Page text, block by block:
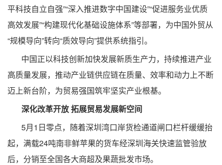
平科技自立自强”“深入推进数字中国建设”“促进服务业优质
高效发展”“构建现代化基础设施体系”等部署，为中国外贸从
“规模导向”转向“质效导向”提供系统指引。
中国正以科技创新加快发展新质生产力，持续推进产业
高质量发展，推动产业链供应链在质量、效率和动力上不断
迈上新台阶，为贸易强国筑牢坚实产业根基。
深化改革开放 拓展贸易发展新空间
5月1日零点，随着深圳湾口岸货检通道闸口栏杆缓缓抬
起，满载24吨南非鲜苹果的货车经深圳海关快速监管验放
后，分销至全国各大商超及果蔬批发市场。